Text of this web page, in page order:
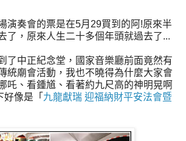
演奏會的票是在5月29買到的阿!原來半
了，原來人生二十多個年頭就過去了...
了中正紀念堂，國家音樂廳前面竟然有
統廟會活動，我也不曉得為什麼大家會
吒、看鍾馗、看著約九尺高的神明晃啊
好像是「 九龍獻瑞 迎福納財平安法會暨